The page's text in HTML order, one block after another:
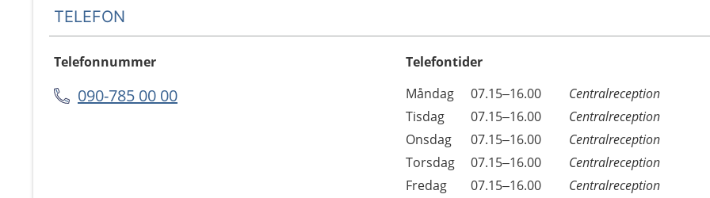
TELEFON
Telefonnummer
090-785 00 00
Telefontider
Dag
Öppettider
Kommentarer
Måndag 07.15–16.00
Centralreception
Tisdag
07.15–16.00
Centralreception
Onsdag
07.15–16.00
Centralreception
Torsdag
07.15–16.00
Centralreception
Fredag
07.15–16.00
Centralreception